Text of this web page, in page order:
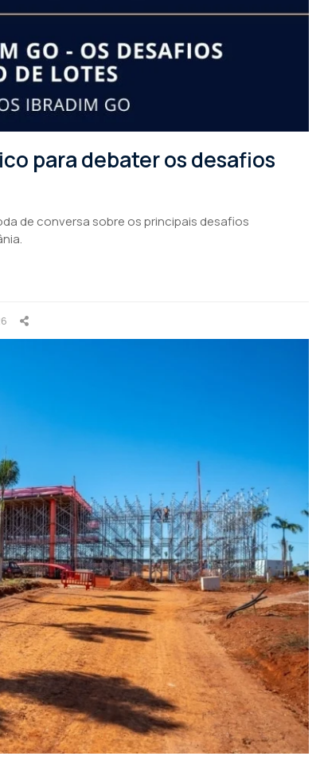
para debater os desafios
de conversa sobre os principais desafios